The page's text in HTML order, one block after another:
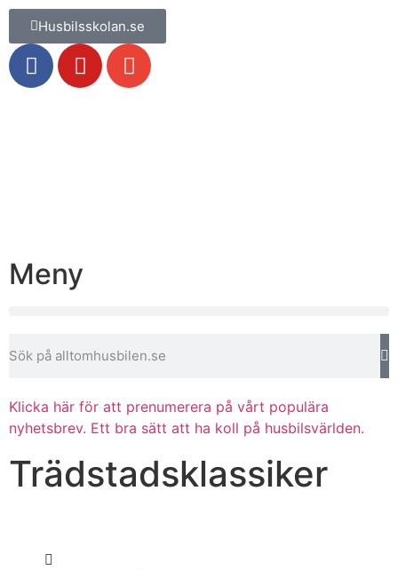
Husbilsskolan.se
Meny
Klicka här för att prenumerera på vårt populära
nyhetsbrev. Ett bra sätt att ha koll på husbilsvärlden.
Trädstadsklassiker